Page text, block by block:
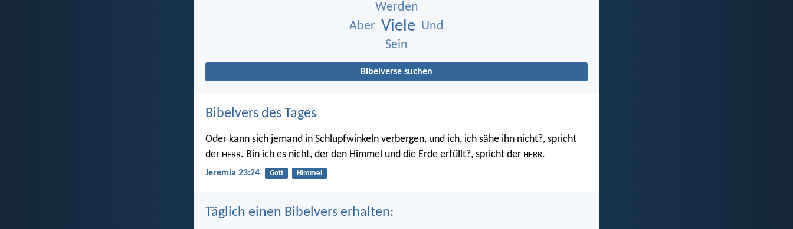
Werden
Aber Viele Und
Sein
Bibelverse suchen
Bibelvers des Tages
Oder kann sich jemand in Schlupfwinkeln verbergen, und ich, ich sähe ihn nicht?, spricht
der HERR. Bin ich es nicht, der den Himmel und die Erde erfüllt?, spricht der HERR.
Jeremia 23:24 Gott Himmel
Täglich einen Bibelvers erhalten: